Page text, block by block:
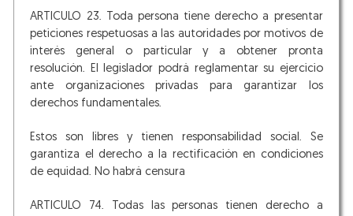
ARTICULO 23. Toda persona tiene derecho a presentar
peticiones respetuosas a las autoridades por motivos de
interés general o particular y a obtener pronta
resolución. El legislador podrá reglamentar su ejercicio
ante organizaciones privadas para garantizar los
derechos fundamentales.
Estos son libres y tienen responsabilidad social. Se
garantiza el derecho a la rectificación en condiciones
de equidad. No habrá censura
ARTICULO 74. Todas las personas tienen derecho a